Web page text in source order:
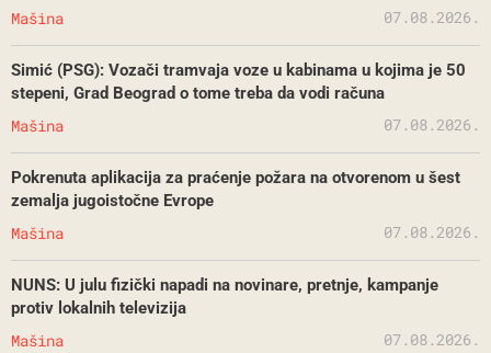
Mašina 07.08.2026.
Simić (PSG): Vozači tramvaja voze u kabinama u kojima je 50
stepeni, Grad Beograd o tome treba da vodi računa
Mašina 07.08.2026.
Pokrenuta aplikacija za praćenje požara na otvorenom u šest
zemalja jugoistočne Evrope
Mašina 07.08.2026.
NUNS: U julu fizički napadi na novinare, pretnje, kampanje
protiv lokalnih televizija
Mašina 07.08.2026.